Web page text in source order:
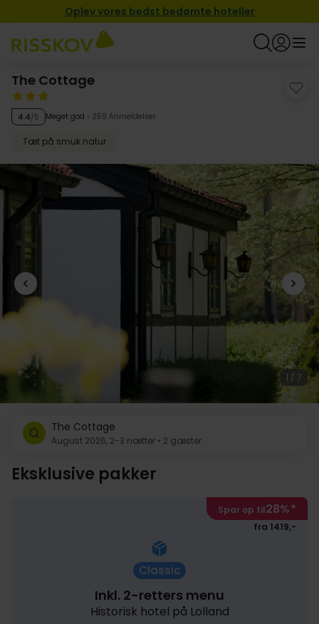
Oplev vores bedst bedømte hoteller
The Cottage
4.4/5 Meget god 259 Anmeldelser
Tæt på smuk natur
1 / 7
The Cottage
August 2026, 2-3 nætter • 2 gæster
Eksklusive pakker
Spar op til28%*
fra 1419,-
Classic
Inkl. 2-retters menu
Historisk hotel på Lolland